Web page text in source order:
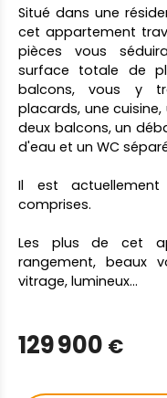
Situé dans une
cet appartement
pièces vous
surface totale de
balcons, vous y
placards, une
deux balcons, un
d'eau et un WC
Il est
comprises.
Les plus de cet
rangement, beaux
vitrage, lumineux...
129 900 €